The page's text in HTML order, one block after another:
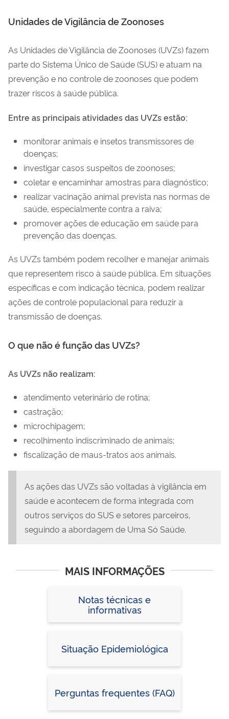
Unidades de Vigilância de Zoonoses
As Unidades de Vigilância de Zoonoses (UVZs) fazem
parte do Sistema Único de Saúde (SUS) e atuam na
prevenção e no controle de zoonoses que podem
trazer riscos à saúde pública.
Entre as principais atividades das UVZs estão:
monitorar animais e insetos transmissores de
doenças;
investigar casos suspeitos de zoonoses;
coletar e encaminhar amostras para diagnóstico;
realizar vacinação animal prevista nas normas de
saúde, especialmente contra a raiva;
promover ações de educação em saúde para
prevenção das doenças.
As UVZs também podem recolher e manejar animais
que representem risco à saúde pública. Em situações
específicas e com indicação técnica, podem realizar
ações de controle populacional para reduzir a
transmissão de doenças.
O que não é função das UVZs?
As UVZs não realizam:
atendimento veterinário de rotina;
castração;
microchipagem;
recolhimento indiscriminado de animais;
fiscalização de maus-tratos aos animais.
As ações das UVZs são voltadas à vigilância em
saúde e acontecem de forma integrada com
outros serviços do SUS e setores parceiros,
seguindo a abordagem de Uma Só Saúde.
MAIS INFORMAÇÕES
Notas técnicas e
informativas
Situação Epidemiológica
Perguntas frequentes (FAQ)